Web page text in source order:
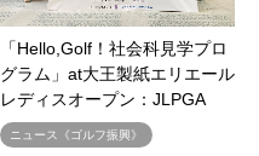
「Hello,Golf！社会科見学プロ
グラム」at大王製紙エリエール
レディスオープン：JLPGA
ニュース《ゴルフ振興》